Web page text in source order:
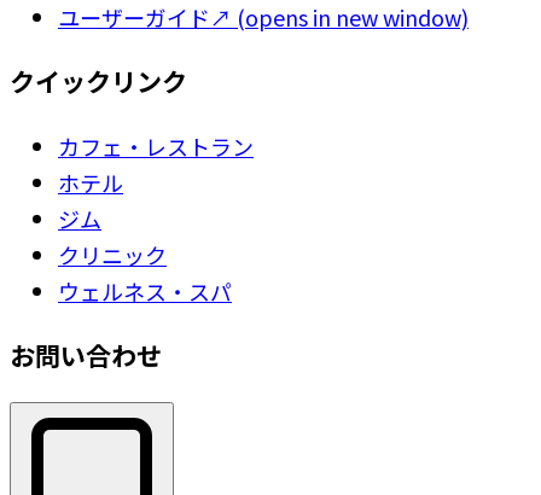
ユーザーガイド↗ (opens in new window)
クイックリンク
カフェ・レストラン
ホテル
ジム
クリニック
ウェルネス・スパ
お問い合わせ